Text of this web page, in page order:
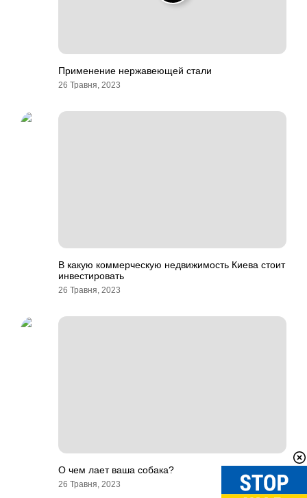
Применение нержавеющей стали
26 Травня, 2023
В какую коммерческую недвижимость Киева стоит
инвестировать
26 Травня, 2023
О чем лает ваша собака?
26 Травня, 2023